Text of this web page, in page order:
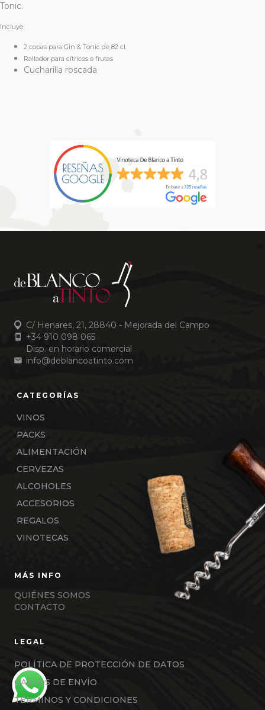
Tonic.
Incluye:
2 copas para Gin & Tonic de 82 cl.
Rallador para cítricos o frutas
Cucharilla roscada
C/ Henares, 21, 28840 - Mejorada del Campo
+34 910 098 065
Disp. en horario comercial
info@deblancoatinto.com
VINOS
PACKS
ALIMENTACIÓN
CERVEZAS
ALCOHOLES
ACCESORIOS
REGALOS
VINOTECAS
QUIÉNES SOMOS
CONTACTO
POLÍTICA DE PROTECCIÓN DE DATOS
GASTOS DE ENVÍO
TÉRMINOS Y CONDICIONES